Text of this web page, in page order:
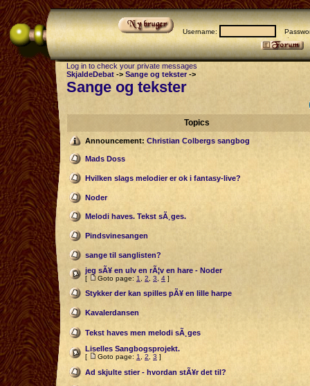
Username:
Log in to check your private messages
SkjaldeDebat -> Sange og tekster->
Sange og tekster
Topics
Announcement: Christian Colbergs sangbog
Mads Doss
Hvilken slags melodier er ok i fantasy-live?
Noder
Melodi haves. Tekst sÃ¸ges.
Pindsvinesangen
sange til sanglisten?
jeg sÃ¥ en ulv en rÃ¦v en hare - Noder
[ Goto page: 1 2 3 4 ]
Stykker der kan spilles pÃ¥ en lille harpe
Kavalerdansen
Tekst haves men melodi sÃ¸ges
Liselles Sangbogsprojekt.
[ Goto page: 1 2 3 ]
Ad skjulte stier - hvordan stÃ¥r det til?